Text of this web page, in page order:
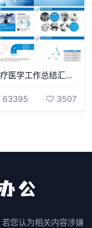
医疗医学工作总结汇报通用PPT模板(9)
63395 3507
您认为相关内容涉嫌